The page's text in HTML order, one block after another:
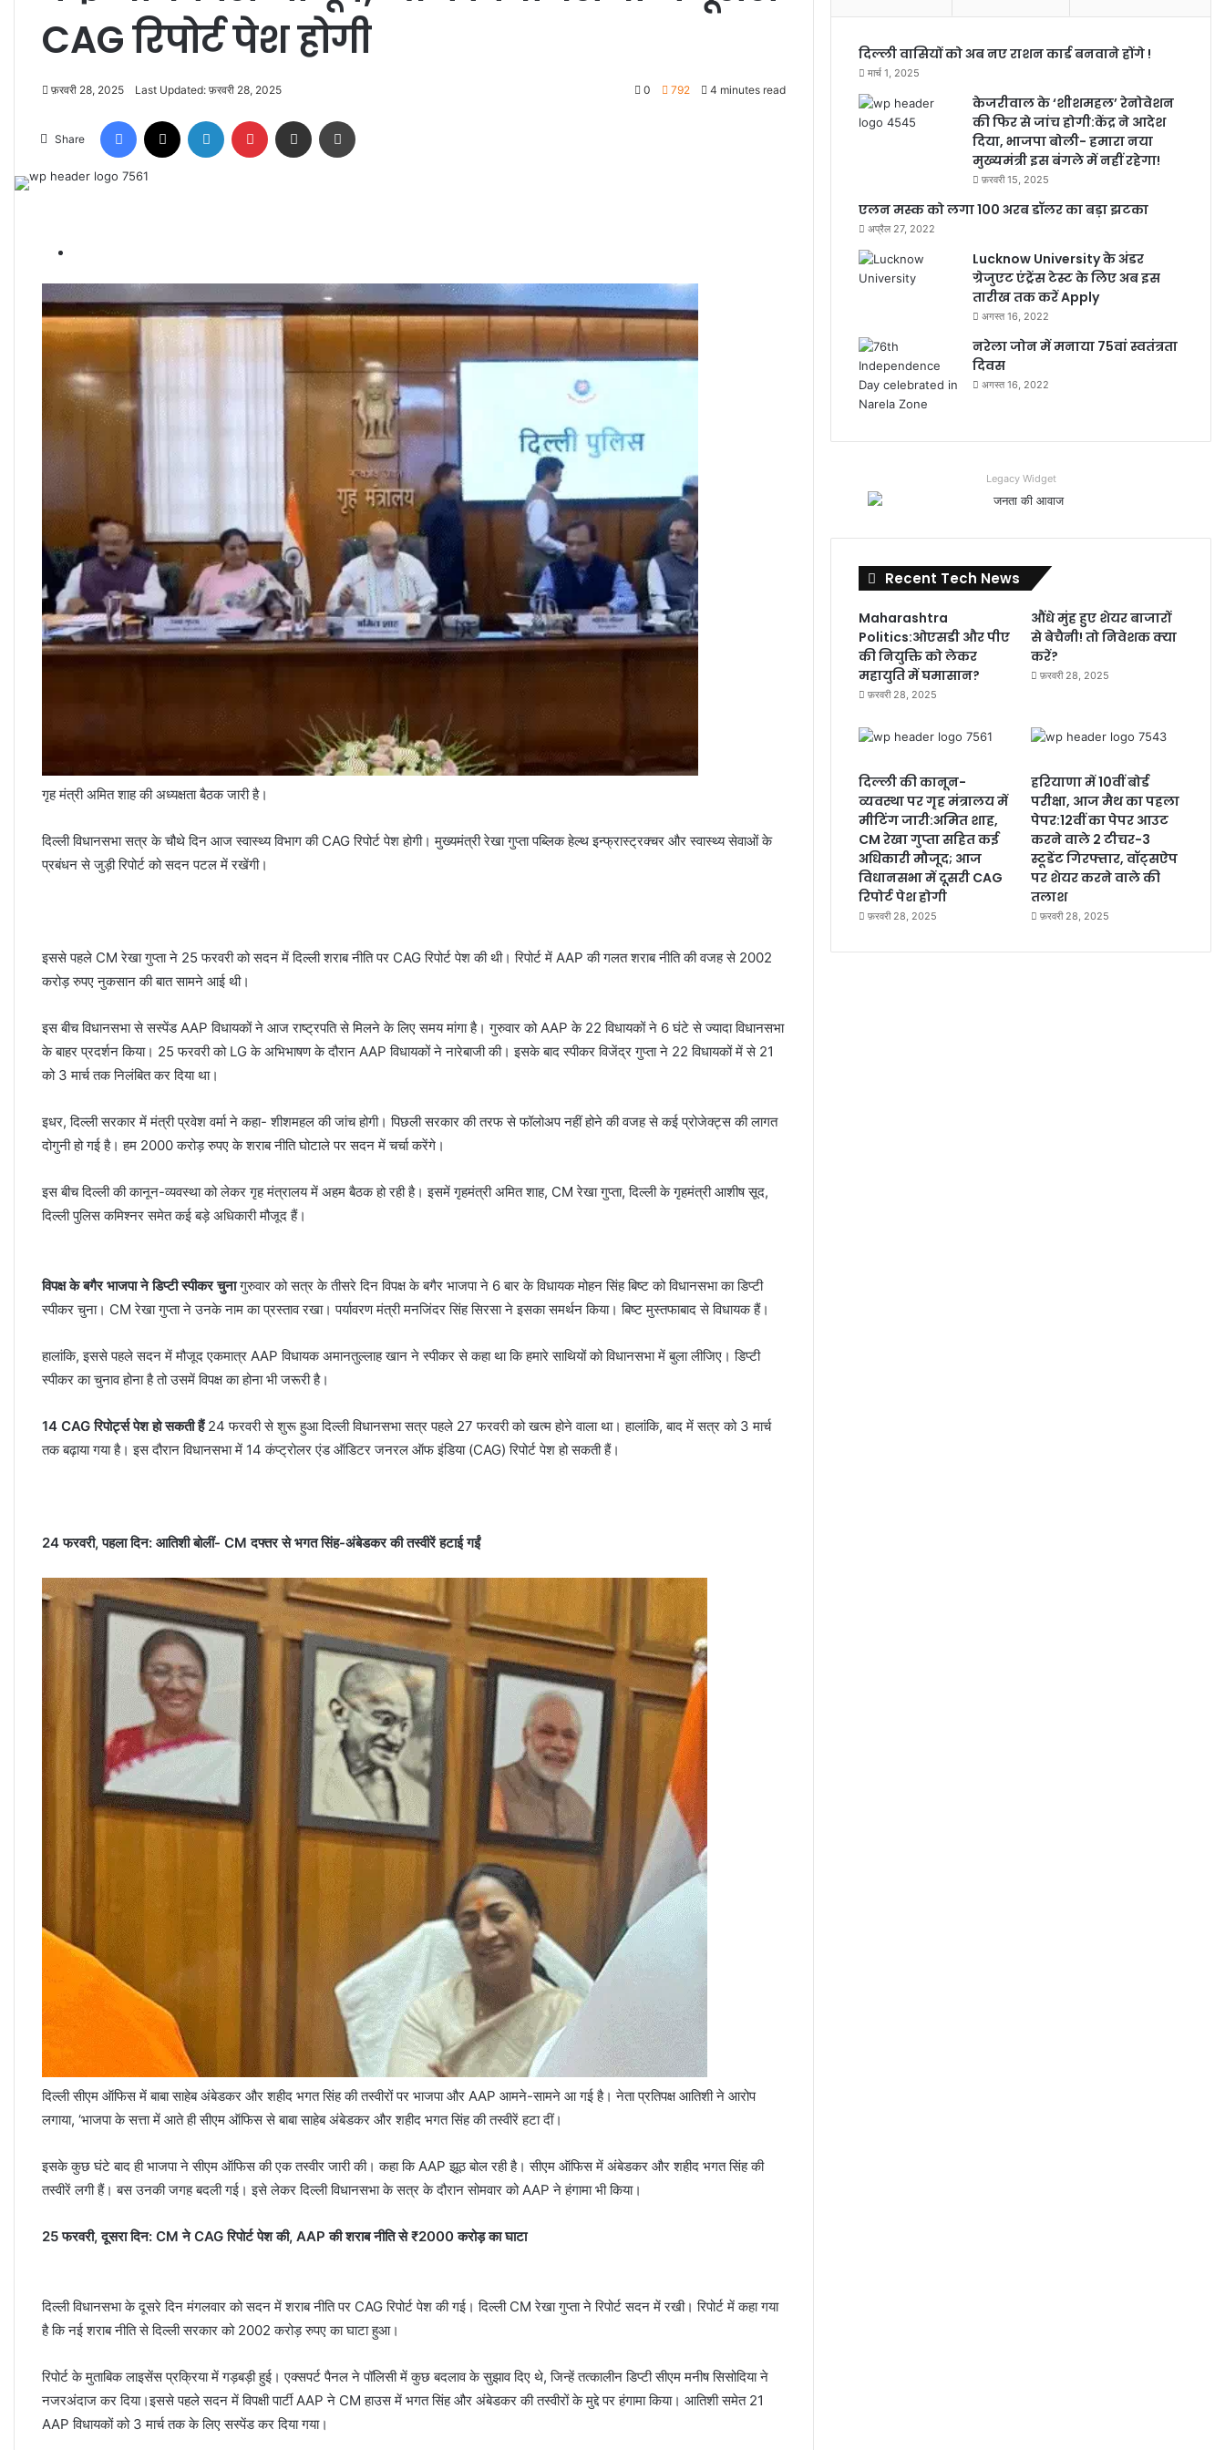
CAG रिपोर्ट पेश होगी
फ़रवरी 28, 2025 Last Updated: फ़रवरी 28, 2025 0 792 4 minutes read
Share
Facebook LinkedIn Pinterest Share via Email
गृह मंत्री अमित शाह की अध्यक्षता बैठक जारी है।
दिल्ली विधानसभा सत्र के चौथे दिन आज स्वास्थ्य विभाग की CAG रिपोर्ट पेश होगी। मुख्यमंत्री रेखा गुप्ता पब्लिक हेल्थ इन्फ्रास्ट्रक्चर और स्वास्थ्य सेवाओं के
प्रबंधन से जुड़ी रिपोर्ट को सदन पटल में रखेंगी।
इससे पहले CM रेखा गुप्ता ने 25 फरवरी को सदन में दिल्ली शराब नीति पर CAG रिपोर्ट पेश की थी। रिपोर्ट में AAP की गलत शराब नीति की वजह से 2002
करोड़ रुपए नुकसान की बात सामने आई थी।
इस बीच विधानसभा से सस्पेंड AAP विधायकों ने आज राष्ट्रपति से मिलने के लिए समय मांगा है। गुरुवार को AAP के 22 विधायकों ने 6 घंटे से ज्यादा विधानसभा
के बाहर प्रदर्शन किया। 25 फरवरी को LG के अभिभाषण के दौरान AAP विधायकों ने नारेबाजी की। इसके बाद स्पीकर विजेंद्र गुप्ता ने 22 विधायकों में से 21
को 3 मार्च तक निलंबित कर दिया था।
इधर, दिल्ली सरकार में मंत्री प्रवेश वर्मा ने कहा- शीशमहल की जांच होगी। पिछली सरकार की तरफ से फॉलोअप नहीं होने की वजह से कई प्रोजेक्ट्स की लागत
दोगुनी हो गई है। हम 2000 करोड़ रुपए के शराब नीति घोटाले पर सदन में चर्चा करेंगे।
इस बीच दिल्ली की कानून-व्यवस्था को लेकर गृह मंत्रालय में अहम बैठक हो रही है। इसमें गृहमंत्री अमित शाह, CM रेखा गुप्ता, दिल्ली के गृहमंत्री आशीष सूद,
दिल्ली पुलिस कमिश्नर समेत कई बड़े अधिकारी मौजूद हैं।
विपक्ष के बगैर भाजपा ने डिप्टी स्पीकर चुनागुरुवार को सत्र के तीसरे दिन विपक्ष के बगैर भाजपा ने 6 बार के विधायक मोहन सिंह बिष्ट को विधानसभा का डिप्टी
स्पीकर चुना। CM रेखा गुप्ता ने उनके नाम का प्रस्ताव रखा। पर्यावरण मंत्री मनजिंदर सिंह सिरसा ने इसका समर्थन किया। बिष्ट मुस्तफाबाद से विधायक हैं।
हालांकि, इससे पहले सदन में मौजूद एकमात्र AAP विधायक अमानतुल्लाह खान ने स्पीकर से कहा था कि हमारे साथियों को विधानसभा में बुला लीजिए। डिप्टी
स्पीकर का चुनाव होना है तो उसमें विपक्ष का होना भी जरूरी है।
14 CAG रिपोर्ट्स पेश हो सकती हैं24 फरवरी से शुरू हुआ दिल्ली विधानसभा सत्र पहले 27 फरवरी को खत्म होने वाला था। हालांकि, बाद में सत्र को 3 मार्च
तक बढ़ाया गया है। इस दौरान विधानसभा में 14 कंप्ट्रोलर एंड ऑडिटर जनरल ऑफ इंडिया (CAG) रिपोर्ट पेश हो सकती हैं।
24 फरवरी, पहला दिन: आतिशी बोलीं- CM दफ्तर से भगत सिंह-अंबेडकर की तस्वीरें हटाई गईं
दिल्ली सीएम ऑफिस में बाबा साहेब अंबेडकर और शहीद भगत सिंह की तस्वीरों पर भाजपा और AAP आमने-सामने आ गई है। नेता प्रतिपक्ष आतिशी ने आरोप
लगाया, ‘भाजपा के सत्ता में आते ही सीएम ऑफिस से बाबा साहेब अंबेडकर और शहीद भगत सिंह की तस्वीरें हटा दीं।
इसके कुछ घंटे बाद ही भाजपा ने सीएम ऑफिस की एक तस्वीर जारी की। कहा कि AAP झूठ बोल रही है। सीएम ऑफिस में अंबेडकर और शहीद भगत सिंह की
तस्वीरें लगी हैं। बस उनकी जगह बदली गई। इसे लेकर दिल्ली विधानसभा के सत्र के दौरान सोमवार को AAP ने हंगामा भी किया।
25 फरवरी, दूसरा दिन: CM ने CAG रिपोर्ट पेश की, AAP की शराब नीति से ₹2000 करोड़ का घाटा
दिल्ली विधानसभा के दूसरे दिन मंगलवार को सदन में शराब नीति पर CAG रिपोर्ट पेश की गई। दिल्ली CM रेखा गुप्ता ने रिपोर्ट सदन में रखी। रिपोर्ट में कहा गया
है कि नई शराब नीति से दिल्ली सरकार को 2002 करोड़ रुपए का घाटा हुआ।
रिपोर्ट के मुताबिक लाइसेंस प्रक्रिया में गड़बड़ी हुई। एक्सपर्ट पैनल ने पॉलिसी में कुछ बदलाव के सुझाव दिए थे, जिन्हें तत्कालीन डिप्टी सीएम मनीष सिसोदिया ने
नजरअंदाज कर दिया।इससे पहले सदन में विपक्षी पार्टी AAP ने CM हाउस में भगत सिंह और अंबेडकर की तस्वीरों के मुद्दे पर हंगामा किया। आतिशी समेत 21
AAP विधायकों को 3 मार्च तक के लिए सस्पेंड कर दिया गया।
दिल्ली वासियों को अब नए राशन कार्ड बनवाने होंगे !
मार्च 1, 2025
केजरीवाल के ‘शीशमहल’ रेनोवेशन
की फिर से जांच होगी:केंद्र ने आदेश
दिया, भाजपा बोली- हमारा नया
मुख्यमंत्री इस बंगले में नहीं रहेगा!
फ़रवरी 15, 2025
एलन मस्क को लगा 100 अरब डॉलर का बड़ा झटका
अप्रैल 27, 2022
Lucknow University के अंडर
ग्रेजुएट एंट्रेंस टेस्ट के लिए अब इस
तारीख तक करें Apply
अगस्त 16, 2022
नरेला जोन में मनाया 75वां स्वतंत्रता
दिवस
अगस्त 16, 2022
Legacy Widget
Recent Tech News
Maharashtra
Politics:ओएसडी और पीए
की नियुक्ति को लेकर
महायुति में घमासान?
फ़रवरी 28, 2025
औंधे मुंह हुए शेयर बाजारों
से बेचैनी! तो निवेशक क्या
करें?
फ़रवरी 28, 2025
दिल्ली की कानून-
व्यवस्था पर गृह मंत्रालय में
मीटिंग जारी:अमित शाह,
CM रेखा गुप्ता सहित कई
अधिकारी मौजूद; आज
विधानसभा में दूसरी CAG
रिपोर्ट पेश होगी
फ़रवरी 28, 2025
हरियाणा में 10वीं बोर्ड
परीक्षा, आज मैथ का पहला
पेपर:12वीं का पेपर आउट
करने वाले 2 टीचर-3
स्टूडेंट गिरफ्तार, वॉट्सऐप
पर शेयर करने वाले की
तलाश
फ़रवरी 28, 2025